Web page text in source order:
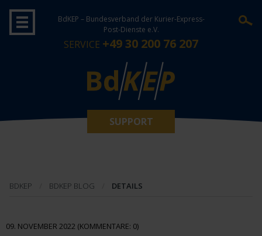
BdKEP – Bundesverband der Kurier-Express-
Post-Dienste e.V.
SERVICE +49 30 200 76 207
SUPPORT
BDKEP BDKEP BLOG DETAILS
09. NOVEMBER 2022 (KOMMENTARE: 0)